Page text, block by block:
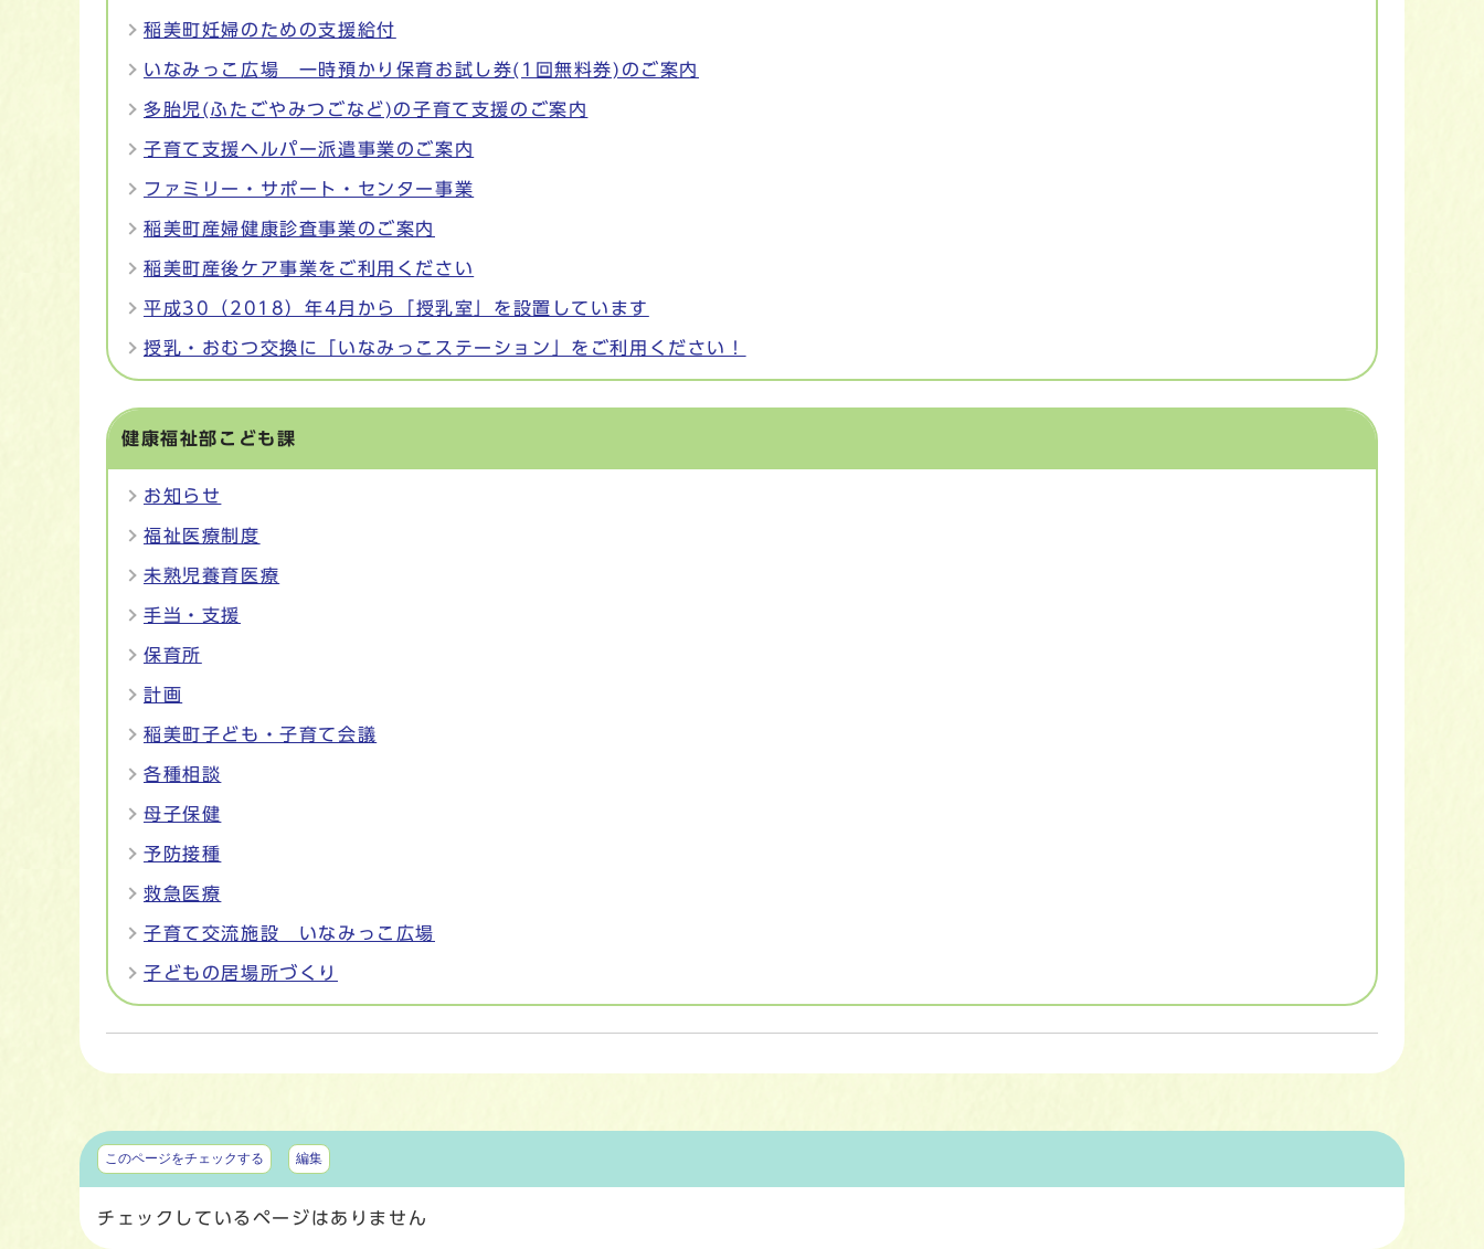
稲美町妊婦のための支援給付
いなみっこ広場 一時預かり保育お試し券(1回無料券)のご案内
多胎児(ふたごやみつごなど)の子育て支援のご案内
子育て支援ヘルパー派遣事業のご案内
ファミリー・サポート・センター事業
稲美町産婦健康診査事業のご案内
稲美町産後ケア事業をご利用ください
平成30（2018）年4月から「授乳室」を設置しています
授乳・おむつ交換に「いなみっこステーション」をご利用ください！
健康福祉部こども課
お知らせ
福祉医療制度
未熟児養育医療
手当・支援
保育所
計画
稲美町子ども・子育て会議
各種相談
母子保健
予防接種
救急医療
子育て交流施設 いなみっこ広場
子どもの居場所づくり
マイページ
このページをチェックする 編集
チェックしているページはありません